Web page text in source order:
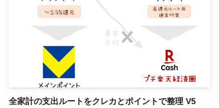
全家計の支出ルートをクレカとポイントで整理 V5